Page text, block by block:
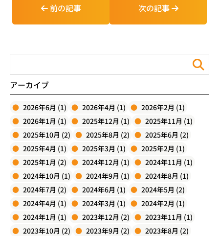
前の記事 次の記事
アーカイブ
2026年6月 (1) 2026年4月 (1)
2026年2月 (1)
2026年1月 (1)
2025年12月 (1)
2025年11月 (1)
2025年10月 (2)
2025年8月 (2)
2025年6月 (2)
2025年4月 (1)
2025年3月 (1)
2025年2月 (1)
2025年1月 (2)
2024年12月 (1)
2024年11月 (1)
2024年10月 (1)
2024年9月 (1)
2024年8月 (1)
2024年7月 (2)
2024年6月 (1)
2024年5月 (2)
2024年4月 (1)
2024年3月 (1)
2024年2月 (1)
2024年1月 (1)
2023年12月 (2)
2023年11月 (1)
2023年10月 (2)
2023年9月 (2)
2023年8月 (2)